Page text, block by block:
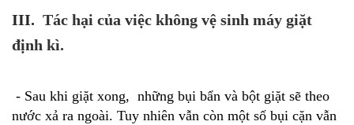
III. Tác hại của việc không vệ sinh máy giặt
định kì.
- Sau khi giặt xong, những bụi bẩn và bột giặt sẽ theo
nước xả ra ngoài. Tuy nhiên vẫn còn một số bụi cặn vẫn